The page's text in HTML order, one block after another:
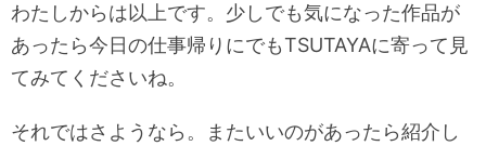
わたしからは以上です。少しでも気になった作品が
あったら今日の仕事帰りにでもTSUTAYAに寄って見
てみてくださいね。
それではさようなら。またいいのがあったら紹介し